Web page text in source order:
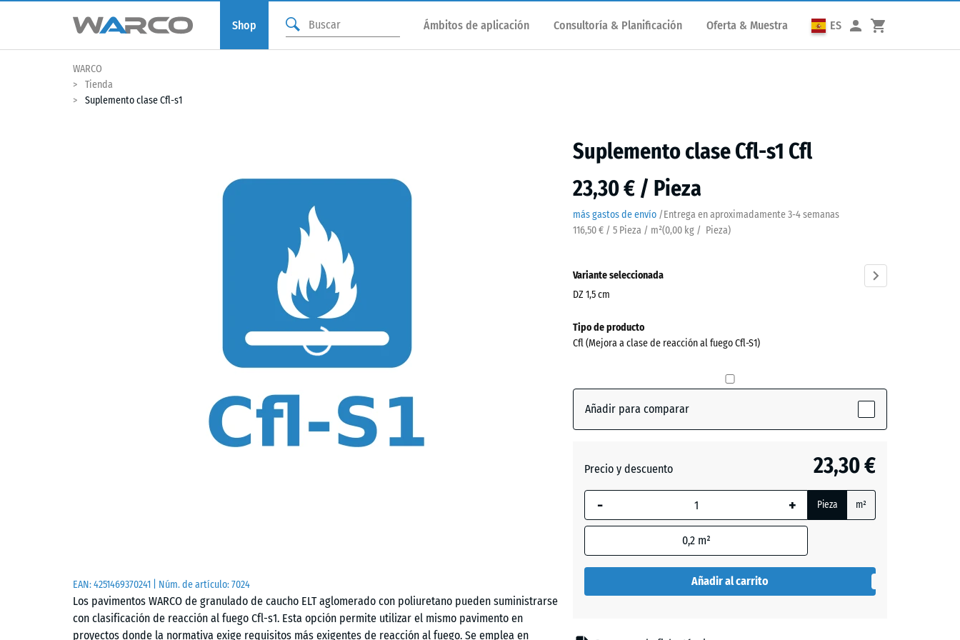
Shop Ámbitos de aplicación Consultoría & Planificación Oferta & Muestra ES
WARCO
Tienda
Suplemento clase Cfl-s1
Suplemento clase Cfl-s1 Cfl
23,30 € / Pieza
más gastos de envío /Entrega en aproximadamente3-4 semanas
116,50 € / 5 Pieza / m²(0,00 kg / Pieza)
EAN:4251469370241 | Núm. de artículo:7024
Los pavimentos WARCO de granulado de caucho ELT aglomerado con poliuretano pueden suministrarse
con clasificación de reacción al fuego Cfl-s1. Esta opción permite utilizar el mismo pavimento en
proyectos donde la normativa exige requisitos más exigentes de reacción al fuego. Se emplea en
Variante seleccionada
DZ 1,5 cm
Dimensiones
para
0
mm
La dimensión
seleccionada,
en azul, se
utiliza para
Tipo de producto
Cfl (Mejora a clase de reacción al fuego Cfl-S1)
Añadir para comparar
Precio y descuento 23,30 €
- + Pieza m²
0,2 m²
Añadir al carrito